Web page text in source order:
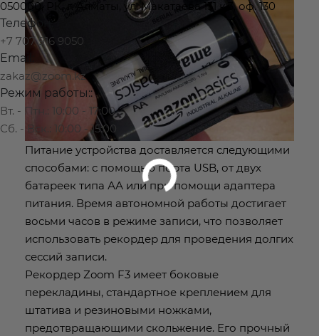
Питание устройства доставляется следующими
способами: с помощью порта USB, от двух
батареек типа АА или при помощи адаптера
питания. Время автономной работы достигает
восьми часов в режиме записи, что позволяет
использовать рекордер для проведения долгих
сессий записи.
Рекордер Zoom F3 имеет боковые
перекладины, стандартное креплением для
штатива и резиновыми ножками,
предотвращающими скольжение. Его прочный
050000, РК, г. Алматы, ул. Макатаева 131 к.3, оф. 130
Телефон:
+7 707 916 9050
Email:
zakaz@zoom.kz
Режим работы::
Вт. - Птн.: 10:00 - 17:00
Сб. - Вск.: 10:00 - 15:00